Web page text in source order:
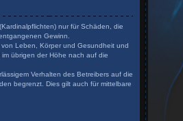
nur für Schäden, die
Gewinn.
Leben, Körper und Gesundheit und
übrigen der Höhe nach auf die
Verhalten des Betreibers auf die
begrenzt. Dies gilt auch für mittelbare